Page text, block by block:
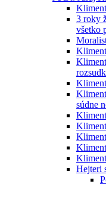
3 roky
všetko
súdne
Hejteri